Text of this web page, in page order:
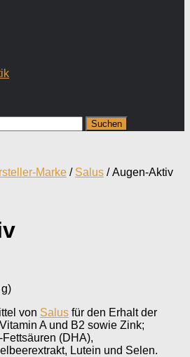
Marke / Salus / Augen-Aktiv
g)
von Salus für den Erhalt der
A und B2 sowie Zink;
(DHA),
Lutein und Selen.